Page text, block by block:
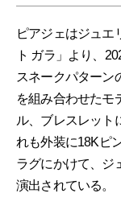
ピアジェはジュエ
ト ガラ」より、
スネークパターン
を組み合わせたモ
ル、ブレスレット
れも外装に18Kピ
ラグにかけて、ジ
演出されている。